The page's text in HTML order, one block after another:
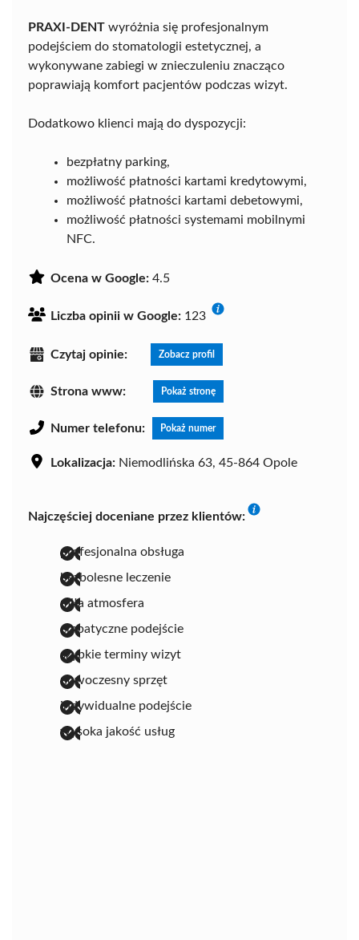
PRAXI-DENT wyróżnia się profesjonalnym
podejściem do stomatologii estetycznej, a
wykonywane zabiegi w znieczuleniu znacząco
poprawiają komfort pacjentów podczas wizyt.
Dodatkowo klienci mają do dyspozycji:
bezpłatny parking,
możliwość płatności kartami kredytowymi,
możliwość płatności kartami debetowymi,
możliwość płatności systemami mobilnymi
NFC.
Ocena w Google: 4.5
Liczba opinii w Google: 123
Czytaj opinie: Zobacz profil
Strona www: Pokaż stronę
Numer telefonu: Pokaż numer
Lokalizacja: Niemodlińska 63, 45-864 Opole
Najczęściej doceniane przez klientów:
profesjonalna obsługa
bezbolesne leczenie
miła atmosfera
empatyczne podejście
szybkie terminy wizyt
nowoczesny sprzęt
indywidualne podejście
wysoka jakość usług